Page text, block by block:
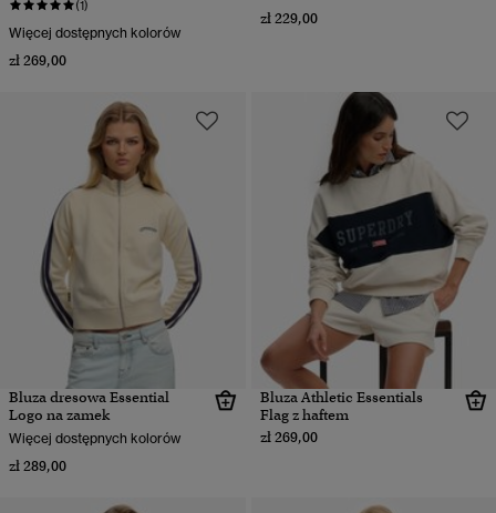
(1)
Więcej dostępnych kolorów
zł 269,00
zł 229,00
Bluza dresowa Essential
Logo na zamek
Więcej dostępnych kolorów
zł 289,00
Bluza Athletic Essentials
Flag z haftem
zł 269,00